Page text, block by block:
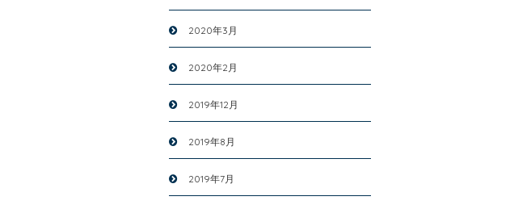
2020年3月
2020年2月
2019年12月
2019年8月
2019年7月